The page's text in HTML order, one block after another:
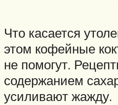
Что касается
этом кофейные
не помогут.
содержанием
усиливают жажду.